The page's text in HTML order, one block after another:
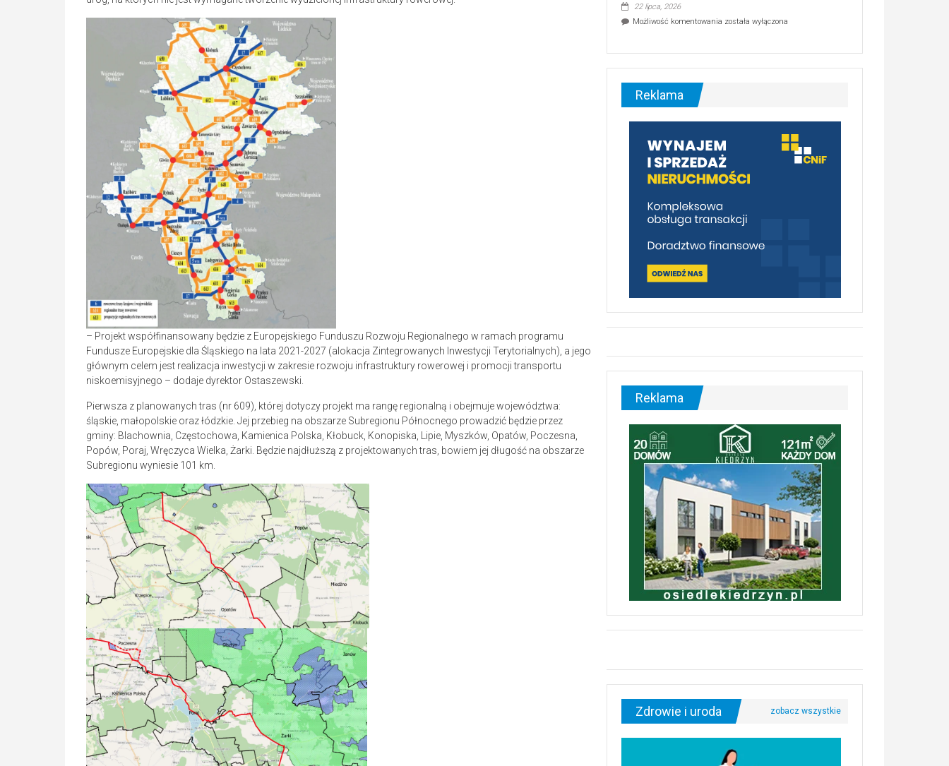
– Projekt współfinansowany będzie z Europejskiego Funduszu Rozwoju Regionalnego w ramach programu
Fundusze Europejskie dla Śląskiego na lata 2021-2027 (alokacja Zintegrowanych Inwestycji Terytorialnych), a jego
głównym celem jest realizacja inwestycji w zakresie rozwoju infrastruktury rowerowej i promocji transportu
niskoemisyjnego – dodaje dyrektor Ostaszewski.
Pierwsza z planowanych tras (nr 609), której dotyczy projekt ma rangę regionalną i obejmuje województwa:
śląskie, małopolskie oraz łódzkie. Jej przebieg na obszarze Subregionu Północnego prowadzić będzie przez
gminy: Blachownia, Częstochowa, Kamienica Polska, Kłobuck, Konopiska, Lipie, Myszków, Opatów, Poczesna,
Popów, Poraj, Wręczyca Wielka, Żarki. Będzie najdłuższą z projektowanych tras, bowiem jej długość na obszarze
Subregionu wyniesie 101 km.
22 lipca, 2026
Możliwość komentowania Ekologiczne
–
malownicza
[fotorelacja]
została wyłączona
Reklama
Reklama
Zdrowie i uroda